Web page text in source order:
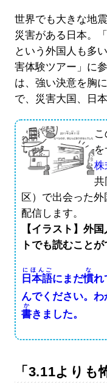
世界でも大きな地
災害がある日本。
という外国人も多
害体験ツアー」に
は、強い決意を胸
で、災害大国、日
株
共
区）で出会った
配信します。
【イラスト】外国
トでも読むこと
日本語
にほんご
にまだ慣
な
れ
んでください。
書
か
きました。
「3.11よりも